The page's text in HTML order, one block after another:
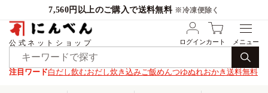
7,560円以上のご購入で送料無料 ※冷凍便除く
公式ネットショップ ログインカート
注目ワード白だし飲むおだし炊き込みご飯めんつゆぬれおかき 送料無料